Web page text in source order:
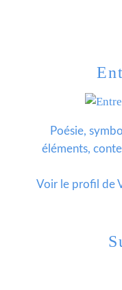
Poésie,
éléments,
Voir le profil de